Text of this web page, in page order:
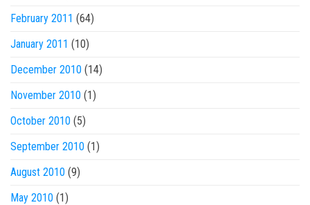
February 2011 (64)
January 2011 (10)
December 2010 (14)
November 2010 (1)
October 2010 (5)
September 2010 (1)
August 2010 (9)
May 2010 (1)